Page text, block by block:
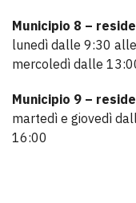
Municipio 8 –
lunedì dalle 9:30
mercoledì dalle
Municipio 9 –
martedì e giovedì
16:00